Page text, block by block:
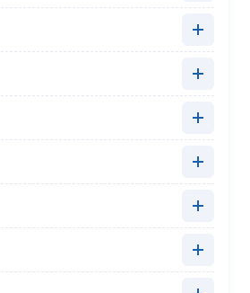
(6)
(5)
(21)
(8)
(2)
(11)
(6)
(9)
(6)
(9)
(7)
(4)
(8)
(4)
(8)
(15)
(12)
(16)
(4)
(20)
(16)
(11)
(6)
(16)
(7)
(6)
(11)
(4)
(4)
(9)
(13)
(4)
(15)
(10)
(13)
(8)
(11)